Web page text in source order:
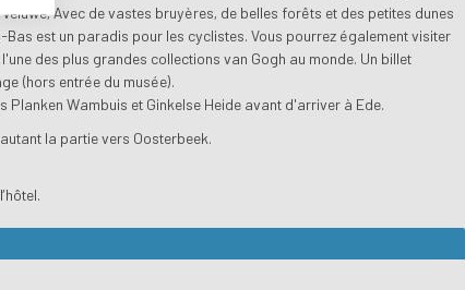
Avec de vastes bruyères, de belles forêts et des petites dunes
est un paradis pour les cyclistes. Vous pourrez également visiter
des plus grandes collections van Gogh au monde. Un billet
(hors entrée du musée).
Wambuis et Ginkelse Heide avant d'arriver à Ede.
la partie vers Oosterbeek.